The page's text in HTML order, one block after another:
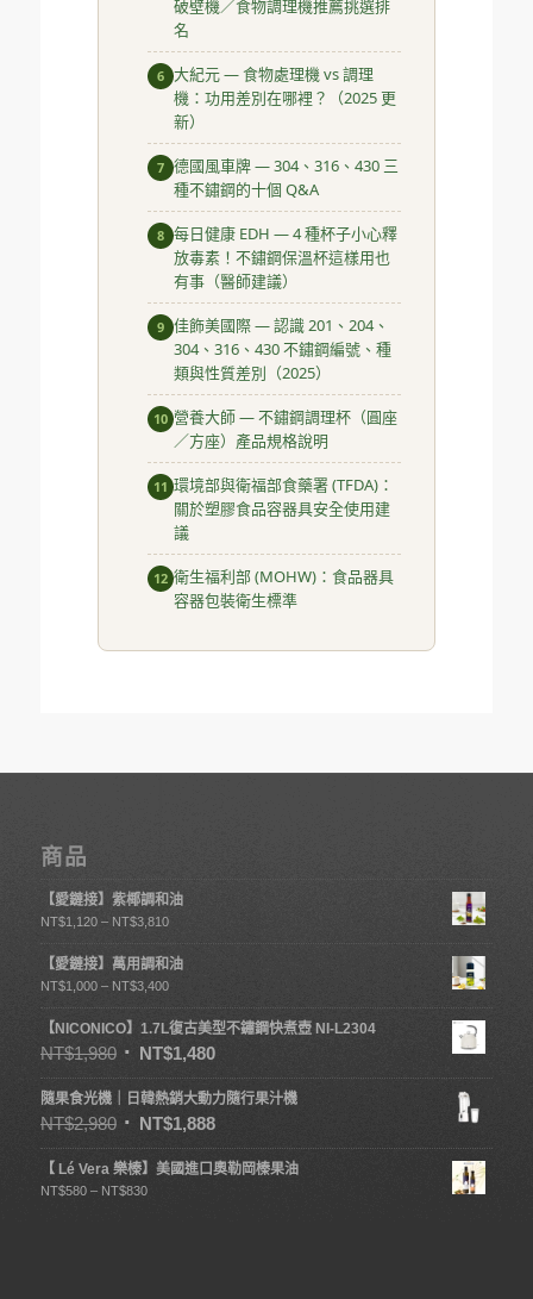
破壁機／食物調理機推薦挑選排
名
6 大紀元 — 食物處理機 vs 調理
機：功用差別在哪裡？（2025 更
新）
7 德國風車牌 — 304、316、430 三
種不鏽鋼的十個 Q&A
8 每日健康 EDH — 4 種杯子小心釋
放毒素！不鏽鋼保溫杯這樣用也
有事（醫師建議）
9 佳飾美國際 — 認識 201、204、
304、316、430 不鏽鋼編號、種
類與性質差別（2025）
10 營養大師 — 不鏽鋼調理杯（圓座
／方座）產品規格說明
11 環境部與衛福部食藥署 (TFDA)：
關於塑膠食品容器具安全使用建
議
12 衛生福利部 (MOHW)：食品器具
容器包裝衛生標準
商品
【愛鏈接】紫椰調和油
NT$1,120 – NT$3,810
【愛鏈接】萬用調和油
NT$1,000 – NT$3,400
【NICONICO】1.7L復古美型不鏽鋼快煮壺 NI-L2304
NT$1,980 NT$1,480
隨果食光機｜日韓熱銷大動力隨行果汁機
NT$2,980 NT$1,888
【 Lé Vera 樂榛】美國進口奧勒岡榛果油
NT$580 – NT$830